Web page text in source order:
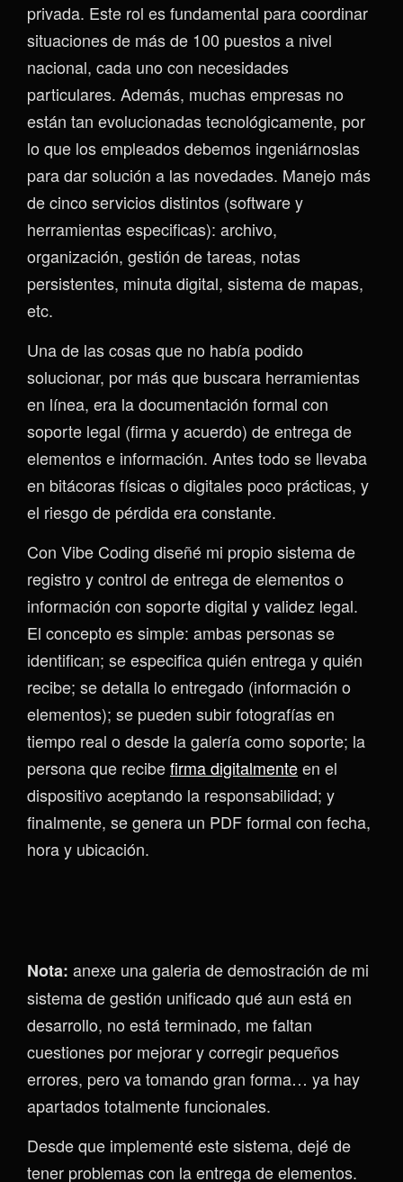
privada. Este rol es fundamental para coordinar
situaciones de más de 100 puestos a nivel
nacional, cada uno con necesidades
particulares. Además, muchas empresas no
están tan evolucionadas tecnológicamente, por
lo que los empleados debemos ingeniárnoslas
para dar solución a las novedades. Manejo más
de cinco servicios distintos (software y
herramientas especificas): archivo,
organización, gestión de tareas, notas
persistentes, minuta digital, sistema de mapas,
etc.
Una de las cosas que no había podido
solucionar, por más que buscara herramientas
en línea, era la documentación formal con
soporte legal (firma y acuerdo) de entrega de
elementos e información. Antes todo se llevaba
en bitácoras físicas o digitales poco prácticas, y
el riesgo de pérdida era constante.
Con Vibe Coding diseñé mi propio sistema de
registro y control de entrega de elementos o
información con soporte digital y validez legal.
El concepto es simple: ambas personas se
identifican; se especifica quién entrega y quién
recibe; se detalla lo entregado (información o
elementos); se pueden subir fotografías en
tiempo real o desde la galería como soporte; la
persona que recibefirma digitalmenteen el
dispositivo aceptando la responsabilidad; y
finalmente, se genera un PDF formal con fecha,
hora y ubicación.
Nota: anexe una galeria de demostración de mi
sistema de gestión unificado qué aun está en
desarrollo, no está terminado, me faltan
cuestiones por mejorar y corregir pequeños
errores, pero va tomando gran forma… ya hay
apartados totalmente funcionales.
Desde que implementé este sistema, dejé de
tener problemas con la entrega de elementos.